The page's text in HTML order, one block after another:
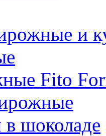
и
Fito
шоколаде